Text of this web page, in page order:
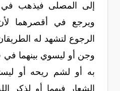
إلى المصلى فيذهب في
ويرجع في أقصرهما
الرجوع لتشهد له
وجن أو ليسوي بينهما
به أو لشم ريحه أو
الشعار فيهما أو لذكر